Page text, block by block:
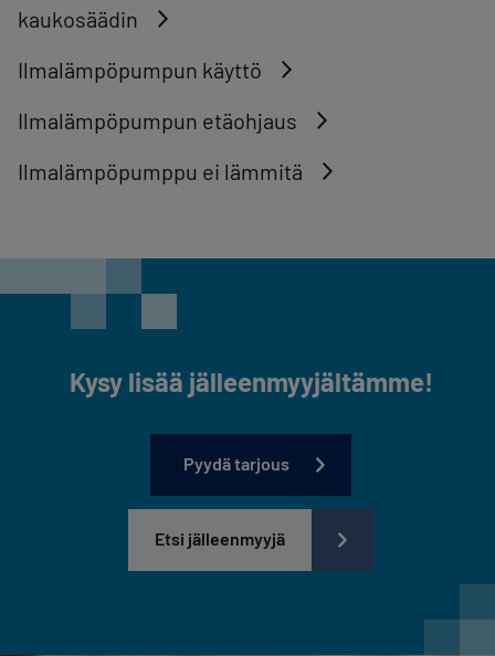
kaukosäädin
Ilmalämpöpumpun käyttö
Ilmalämpöpumpun etäohjaus
Ilmalämpöpumppu ei lämmitä
Kysy lisää jälleenmyyjältämme!
Pyydä tarjous
Etsi jälleenmyyjä